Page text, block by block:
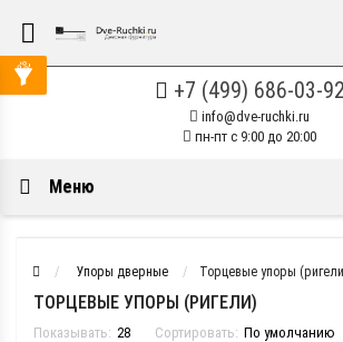
+7 (499) 686-03-92
info@dve-ruchki.ru
пн-пт с 9:00 до 20:00
Меню
Упоры дверные Торцевые упоры
ТОРЦЕВЫЕ УПОРЫ (РИГЕЛИ)
Показывать: Сортировать: